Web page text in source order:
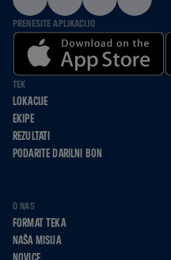
PRENESITE APLIKACIJO
TEK
LOKACIJE
EKIPE
REZULTATI
PODARITE DARILNI BON
O NAS
FORMAT TEKA
NAŠA MISIJA